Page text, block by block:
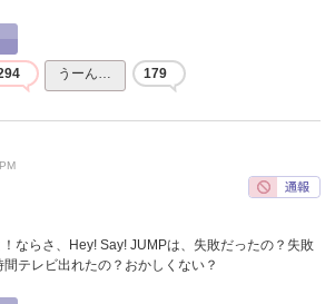
うーん… 179
ならさ、Hey! Say! JUMPは、失敗だったの？失敗
テレビ出れたの？おかしくない？